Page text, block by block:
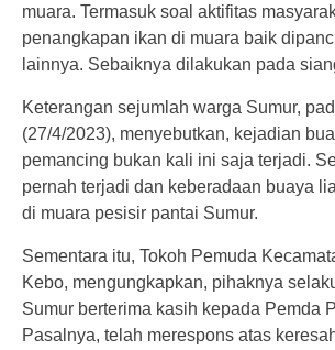
muara. Termasuk soal aktifitas
penangkapan ikan di muara baik
lainnya. Sebaiknya dilakukan pada
Keterangan sejumlah warga Sumur,
(27/4/2023), menyebutkan, kejadian
pemancing bukan kali ini saja terjadi.
pernah terjadi dan keberadaan buaya
di muara pesisir pantai Sumur.
Sementara itu, Tokoh Pemuda
Kebo, mengungkapkan, pihaknya
Sumur berterima kasih kepada Pemda
Pasalnya, telah merespons atas